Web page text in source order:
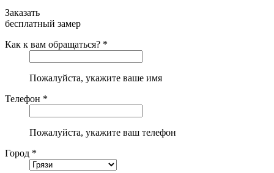
Заказать
бесплатный замер
Как к вам обращаться? *
Пожалуйста, укажите ваше имя
Телефон *
Пожалуйста, укажите ваш телефон
Город *